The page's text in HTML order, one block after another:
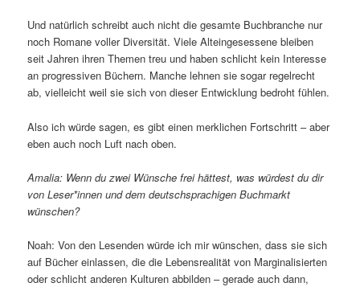
Und natürlich schreibt auch nicht die gesamte Buchbranche nur
noch Romane voller Diversität. Viele Alteingesessene bleiben
seit Jahren ihren Themen treu und haben schlicht kein Interesse
an progressiven Büchern. Manche lehnen sie sogar regelrecht
ab, vielleicht weil sie sich von dieser Entwicklung bedroht fühlen.
Also ich würde sagen, es gibt einen merklichen Fortschritt – aber
eben auch noch Luft nach oben.
Amalia: Wenn du zwei Wünsche frei hättest, was würdest du dir
von Leser*innen und dem deutschsprachigen Buchmarkt
wünschen?
Noah: Von den Lesenden würde ich mir wünschen, dass sie sich
auf Bücher einlassen, die die Lebensrealität von Marginalisierten
oder schlicht anderen Kulturen abbilden – gerade auch dann,